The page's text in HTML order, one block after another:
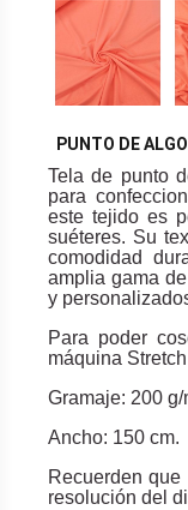
PUNTO DE
Tela de punto
para
este tejido es
suéteres. Su
comodidad
amplia gama
y
Para poder
máquina
Gramaje: 200 g/
Ancho: 150 cm.
Recuerden
resolución del